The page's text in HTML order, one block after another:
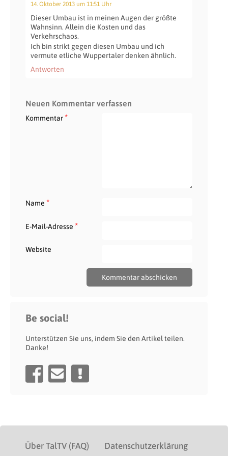
14. Oktober 2013 um 11:51 Uhr
Dieser Umbau ist in meinen Augen der größte
Wahnsinn. Allein die Kosten und das
Verkehrschaos.
Ich bin strikt gegen diesen Umbau und ich
vermute etliche Wuppertaler denken ähnlich.
Antworten
Neuen Kommentar verfassen
Kommentar*
Name *
E-Mail-Adresse *
Website
Be social!
Unterstützen Sie uns, indem Sie den Artikel teilen.
Danke!
Über TalTV (FAQ)
Datenschutzerklärung